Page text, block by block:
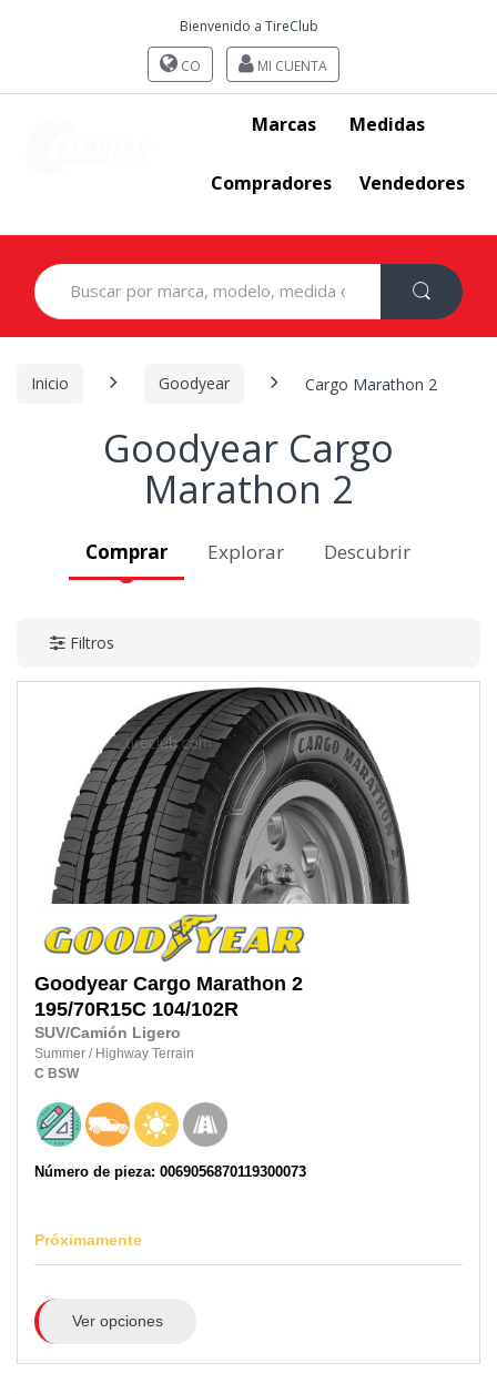
Bienvenido a TireClub
CO MI CUENTA
Marcas Medidas
Compradores Vendedores
Search
for:
Inicio Goodyear Cargo Marathon 2
Goodyear Cargo
Marathon 2
Comprar Explorar Descubrir
Filtros
Goodyear Cargo Marathon 2
195/70R15C 104/102R
SUV/Camión Ligero
Summer / Highway Terrain
C BSW
Número de pieza: 0069056870119300073
Próximamente
Ver opciones